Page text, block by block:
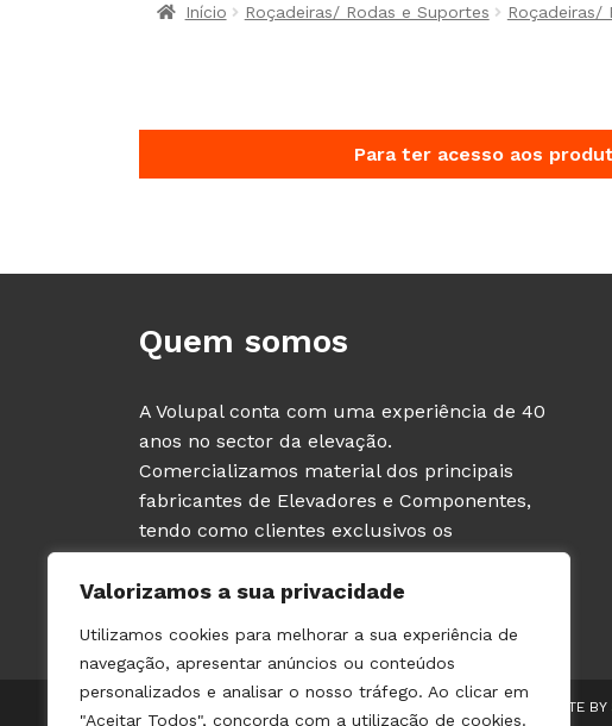
Valorizamos a sua privacidade
Utilizamos cookies para melhorar a sua experiência de
navegação, apresentar anúncios ou conteúdos
personalizados e analisar o nosso tráfego. Ao clicar em
"Aceitar Todos", concorda com a utilização de cookies.
Início Roçadeiras/ Rodas e Suportes Roçadeiras/
Para ter acesso aos
Quem somos
A Volupal conta com uma experiência de 40
anos no sector da elevação.
Comercializamos material dos principais
fabricantes de Elevadores e Componentes,
tendo como clientes exclusivos os
PROFISSIONAIS deste sector (fabricantes e
instaladores de ascensores).
© 2021 VOLUPAL | TODOS OS DIREITOS RESERVADOS | WEBSITE BY